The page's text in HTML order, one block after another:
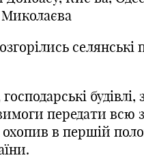
селянські
будівлі,
вимоги передати всю
в першій
.